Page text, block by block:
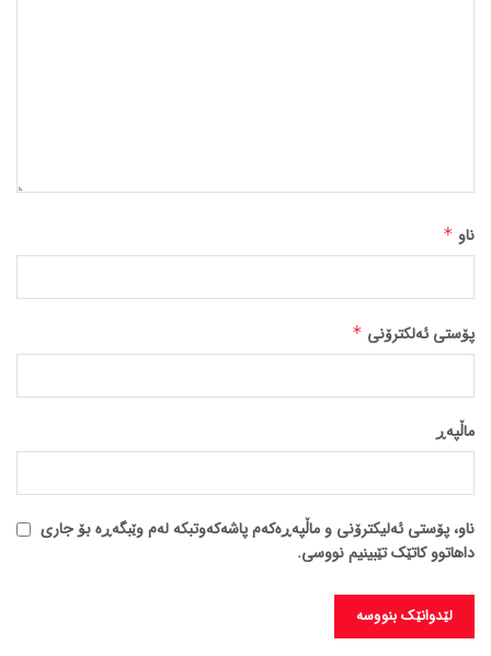
ناو *
پۆستی ئەلکترۆنی *
ماڵپه‌ڕ
ناو، پۆستی ئەلیکترۆنی و ماڵپەڕەکەم پاشەکەوتبکە لەم وێبگەڕە بۆ جاری
داهاتوو کاتێک تێبینیم نووسی.